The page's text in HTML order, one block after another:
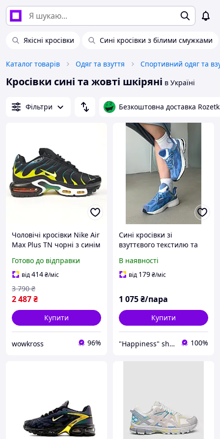
Якісні кросівки Сині кросівки з білими смужками
Каталог товарів Одяг та взуття Спортивний одяг та
Кросівки сині та жовті шкіряні в Україні
Фільтри Безкоштовна доставка
Чоловічі кросівки Nike Air
Max Plus TN чорні з синім
Готово до відправки
від414₴/міс
2 487₴
3 790 ₴
Купити
wowkross 96%
Сині кросівки зі
взуттєвого текстилю та
В наявності
від 179₴/міс
1 075₴/пара
Купити
"Happiness" shop 100%